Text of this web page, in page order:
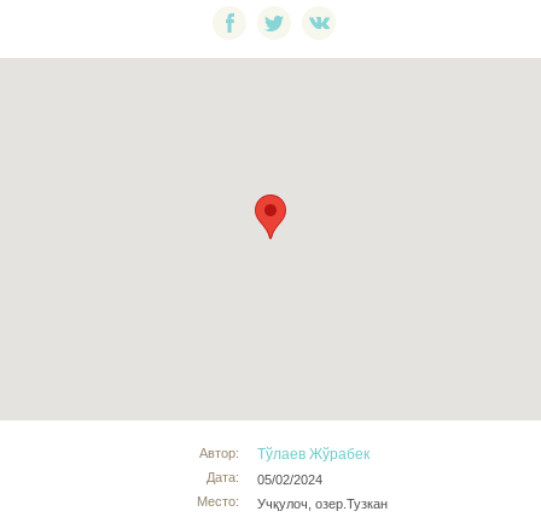
Автор:
Дата:
Место:
Тўлаев Жўрабек
05/02/2024
Учқулоч, озер.Тузкан